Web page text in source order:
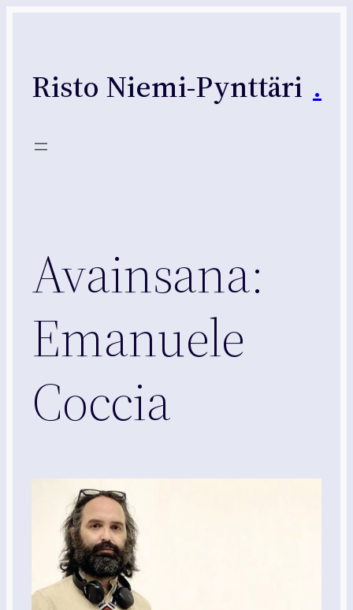
Risto Niemi-Pynttäri .
Avainsana:
Emanuele
Coccia